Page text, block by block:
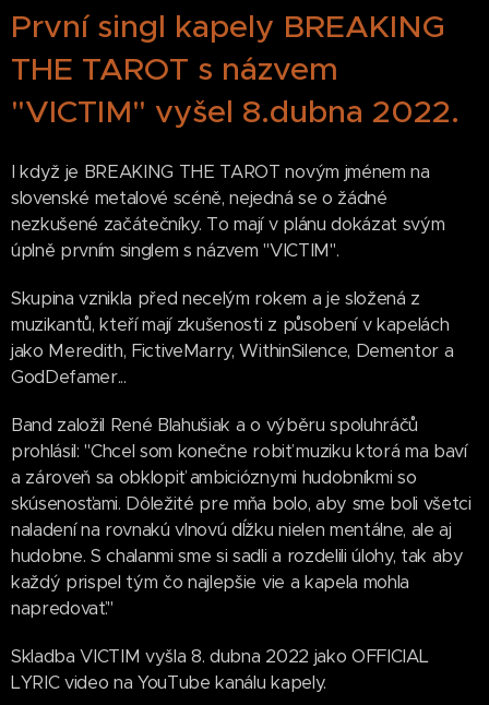
První singl kapely BREAKING
THE TAROT s názvem
"VICTIM" vyšel 8.dubna 2022.
I když je BREAKING THE TAROT novým jménem na
slovenské metalové scéně, nejedná se o žádné
nezkušené začátečníky. To mají v plánu dokázat svým
úplně prvním singlem s názvem "VICTIM".
Skupina vznikla před necelým rokem a je složená z
muzikantů, kteří mají zkušenosti z působení v kapelách
jako Meredith, FictiveMarry, WithinSilence, Dementor a
GodDefamer...
Band založil René Blahušiak a o výběru spoluhráčů
prohlásil: "Chcel som konečne robiť muziku ktorá ma baví
a zároveň sa obklopiť ambicióznymi hudobníkmi so
skúsenosťami. Dôležité pre mňa bolo, aby sme boli všetci
naladení na rovnakú vlnovú dĺžku nielen mentálne, ale aj
hudobne. S chalanmi sme si sadli a rozdelili úlohy, tak aby
každý prispel tým čo najlepšie vie a kapela mohla
napredovať."
Skladba VICTIM vyšla 8. dubna 2022 jako OFFICIAL
LYRIC video na YouTube kanálu kapely.